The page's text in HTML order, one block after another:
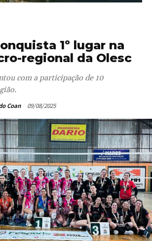
1º lugar na
regional da Olesc
com a participação de 10
Coan 09/08/2025